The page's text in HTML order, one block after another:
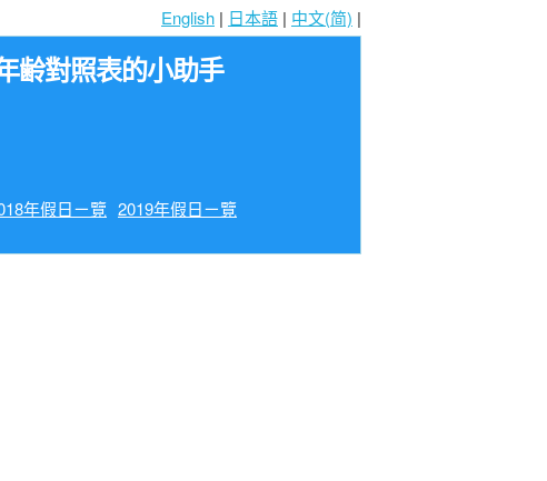
English | 日本語 | 中文(简) |
齢對照表的小助手
年假日ㄧ覽 2019年假日ㄧ覽